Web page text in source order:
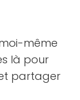
même
là pour
partager